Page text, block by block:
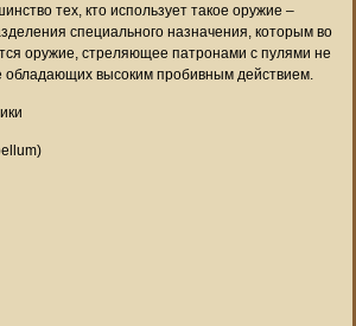
тех, кто использует такое оружие –
специального назначения, которым во
оружие, стреляющее патронами с пулями не
высоким пробивным действием.